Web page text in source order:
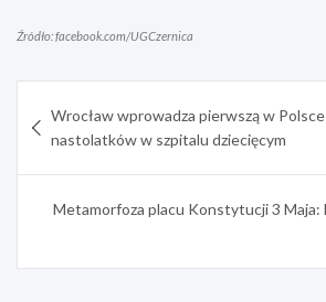
Źródło: facebook.com/UGCzernica
wpisu
Wrocław wprowadza pierwszą w
nastolatków w szpitalu dziecięcym
Metamorfoza placu Konstytucji 3 Maja: